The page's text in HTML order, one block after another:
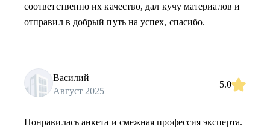
соответственно их качество, дал кучу материалов и
отправил в добрый путь на успех, спасибо.
Василий
Август 2025
5.0
Понравилась анкета и смежная профессия эксперта.